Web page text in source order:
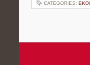
CATEGORIES: